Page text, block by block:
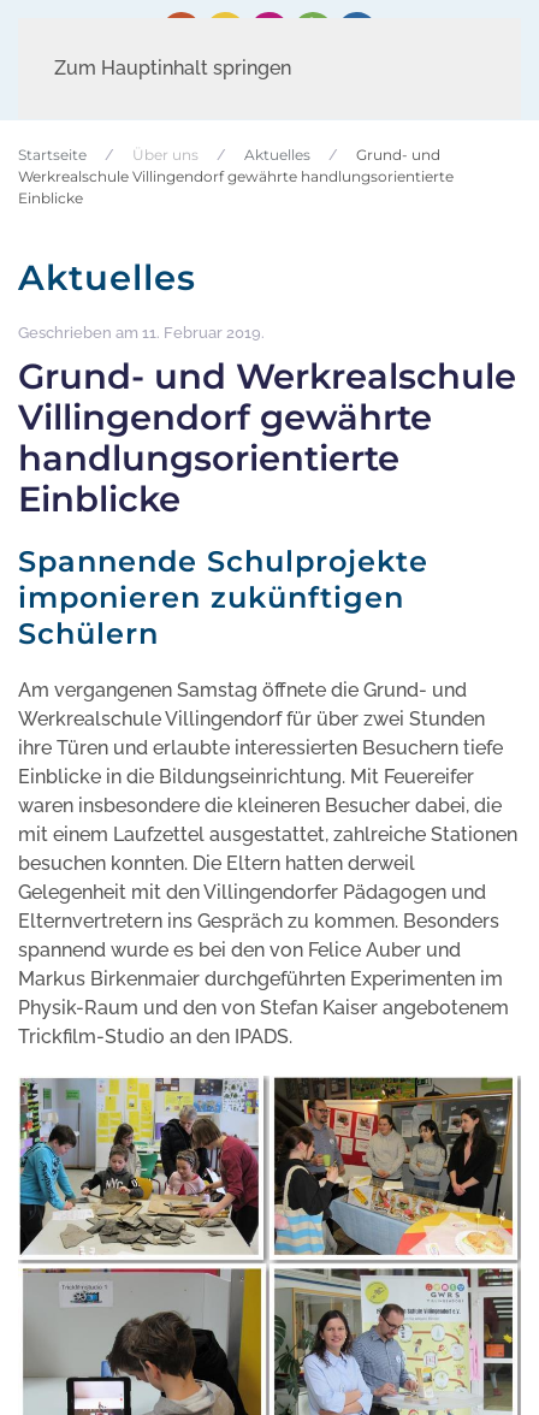
Zum Hauptinhalt springen
Startseite Über uns Aktuelles
Grund- und
Werkrealschule Villingendorf gewährte handlungsorientierte
Einblicke
Aktuelles
Geschrieben am 11. Februar 2019.
Grund- und Werkrealschule
Villingendorf gewährte
handlungsorientierte
Einblicke
Spannende Schulprojekte
imponieren zukünftigen
Schülern
Am vergangenen Samstag öffnete die Grund- und
Werkrealschule Villingendorf für über zwei Stunden
ihre Türen und erlaubte interessierten Besuchern tiefe
Einblicke in die Bildungseinrichtung. Mit Feuereifer
waren insbesondere die kleineren Besucher dabei, die
mit einem Laufzettel ausgestattet, zahlreiche Stationen
besuchen konnten. Die Eltern hatten derweil
Gelegenheit mit den Villingendorfer Pädagogen und
Elternvertretern ins Gespräch zu kommen. Besonders
spannend wurde es bei den von Felice Auber und
Markus Birkenmaier durchgeführten Experimenten im
Physik-Raum und den von Stefan Kaiser angebotenem
Trickfilm-Studio an den IPADS.